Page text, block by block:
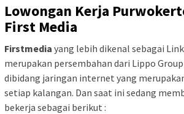
Lowongan Kerja
First Media
Firstmedia yang lebih dikenal sebagai
merupakan persembahan dari Lippo
dibidang jaringan internet yang
setiap kalangan. Dan saat ini sedang
bekerja sebagai berikut :